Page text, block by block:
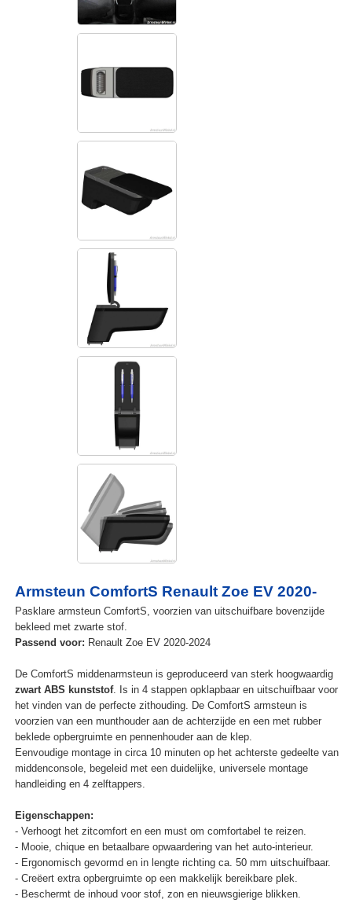
Armsteun ComfortS Renault Zoe EV 2020-
Pasklare armsteun ComfortS, voorzien van uitschuifbare bovenzijde
bekleed met zwarte stof.
Passend voor: Renault Zoe EV 2020-2024
De ComfortS middenarmsteun is geproduceerd van sterk hoogwaardig
zwart ABS kunststof. Is in 4 stappen opklapbaar en uitschuifbaar voor
het vinden van de perfecte zithouding. De ComfortS armsteun is
voorzien van een munthouder aan de achterzijde en een met rubber
beklede opbergruimte en pennenhouder aan de klep.
Eenvoudige montage in circa 10 minuten op het achterste gedeelte van
middenconsole, begeleid met een duidelijke, universele montage
handleiding en 4 zelftappers.
Eigenschappen:
- Verhoogt het zitcomfort en een must om comfortabel te reizen.
- Mooie, chique en betaalbare opwaardering van het auto-interieur.
- Ergonomisch gevormd en in lengte richting ca. 50 mm uitschuifbaar.
- Creëert extra opbergruimte op een makkelijk bereikbare plek.
- Beschermt de inhoud voor stof, zon en nieuwsgierige blikken.